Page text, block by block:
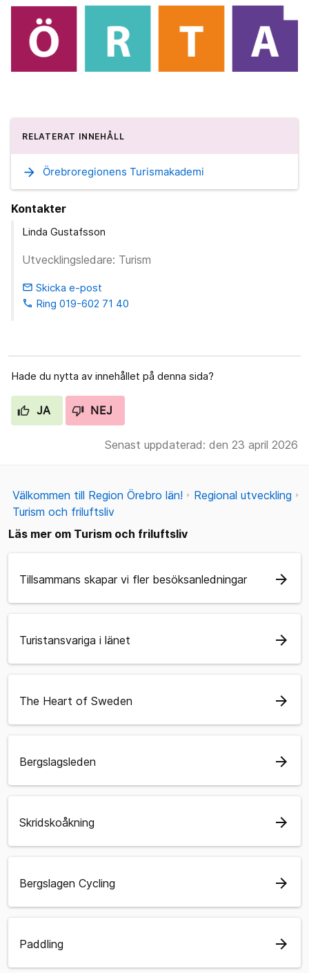
RELATERAT INNEHÅLL
arrow_forward Örebroregionens Turismakademi
Kontakter
Linda Gustafsson
Utvecklingsledare: Turism
email Skicka e-post
phone Ring 019-602 71 40
Hade du nytta av innehållet på denna sida?
JA NEJ
Senast uppdaterad: den 23 april 2026
Välkommen till Region Örebro län!
Regional utveckling
Turism och friluftsliv
Läs mer om Turism och friluftsliv
Tillsammans skapar vi fler besöksanledningar arrow_forward
Turistansvariga i länet arrow_forward
The Heart of Sweden arrow_forward
Bergslagsleden arrow_forward
Skridskoåkning arrow_forward
Bergslagen Cycling arrow_forward
Paddling arrow_forward